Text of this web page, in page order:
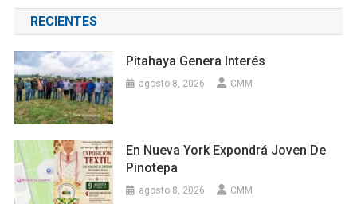
RECIENTES
Pitahaya Genera Interés
agosto 8, 2026 CMM
En Nueva York Expondrá Joven De
Pinotepa
agosto 8, 2026 CMM